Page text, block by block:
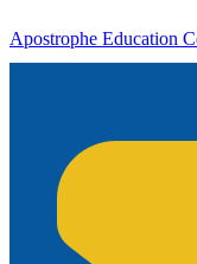
Apostrophe Education